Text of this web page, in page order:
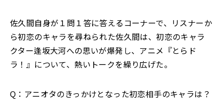
佐久間自身が１問１答に答えるコーナーで、リスナーか
ら初恋のキャラを尋ねられた佐久間は、初恋のキャラ
クター逢坂大河への思いが爆発し、アニメ『とらド
ラ！』について、熱いトークを繰り広げた。
Q：アニオタのきっかけとなった初恋相手のキャラは？